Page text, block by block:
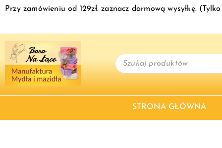
Przy zamówieniu od 129zł. zaznacz darmową wysyłkę.
STRONA GŁÓWNA